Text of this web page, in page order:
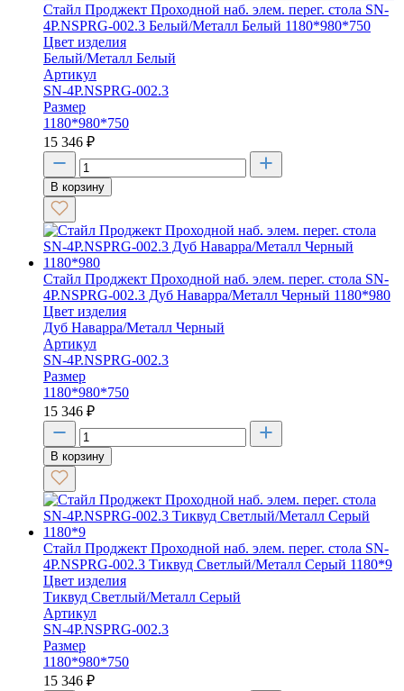
Стайл Проджект Проходной наб. элем. перег. стола SN-
4P.NSPRG-002.3 Белый/Металл Белый 1180*980*750
Цвет изделия
Белый/Металл Белый
Артикул
SN-4P.NSPRG-002.3
Размер
1180*980*750
15 346 ₽
В корзину
Стайл Проджект Проходной наб. элем. перег. стола SN-
4P.NSPRG-002.3 Дуб Наварра/Металл Черный 1180*980
Цвет изделия
Дуб Наварра/Металл Черный
Артикул
SN-4P.NSPRG-002.3
Размер
1180*980*750
15 346 ₽
В корзину
Стайл Проджект Проходной наб. элем. перег. стола SN-
4P.NSPRG-002.3 Тиквуд Светлый/Металл Серый 1180*9
Цвет изделия
Тиквуд Светлый/Металл Серый
Артикул
SN-4P.NSPRG-002.3
Размер
1180*980*750
15 346 ₽